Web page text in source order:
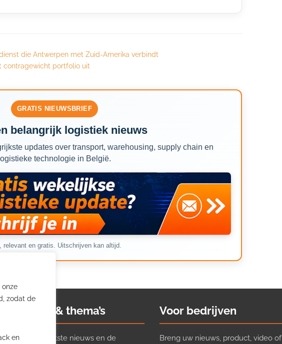
onze
zodat de
en
die Antwerpen met Zuid-Amerika verbindt
contragewicht portfolio uit
GRATIS NIEUWSBRIEF
belangrijk logistiek nieuws
updates over transport, warehousing, supply chain en
logistieke technologie in België.
relevant en gratis. Uitschrijven kan altijd.
Nieuws & thema’s
Volg het laatste nieuws en de
Voor bedrijven
Breng uw nieuws, product, video of